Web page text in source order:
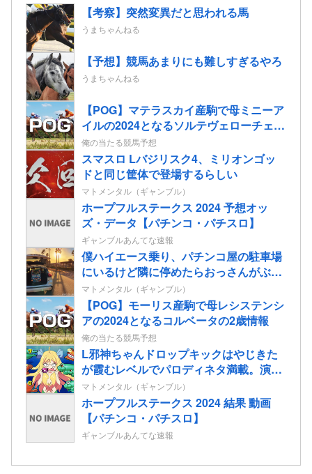
【考察】突然変異だと思われる馬
うまちゃんねる
【予想】競馬あまりにも難しすぎるやろ
うまちゃんねる
【POG】マテラスカイ産駒で母ミニーア
イルの2024となるソルテヴェローチェの
2歳情報
俺の当たる競馬予想
スマスロ Lバジリスク4、ミリオンゴッ
ドと同じ筐体で登場するらしい
マトメンタル（ギャンブル）
ホープフルステークス 2024 予想オッ
ズ・データ【パチンコ・パチスロ】
ギャンブルあんてな速報
僕ハイエース乗り、パチンコ屋の駐車場
にいるけど隣に停めたらおっさんがぶち
切れてきた…
マトメンタル（ギャンブル）
【POG】モーリス産駒で母レシステンシ
アの2024となるコルベータの2歳情報
俺の当たる競馬予想
L邪神ちゃんドロップキックはやじきた
が霞むレベルでパロディネタ満載。演出
面白いのに台がキツいよ…
マトメンタル（ギャンブル）
ホープフルステークス 2024 結果 動画
【パチンコ・パチスロ】
ギャンブルあんてな速報